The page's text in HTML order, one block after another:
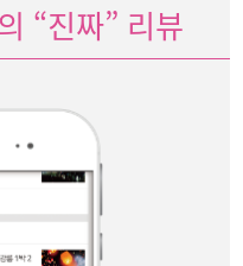
“진짜” 리뷰